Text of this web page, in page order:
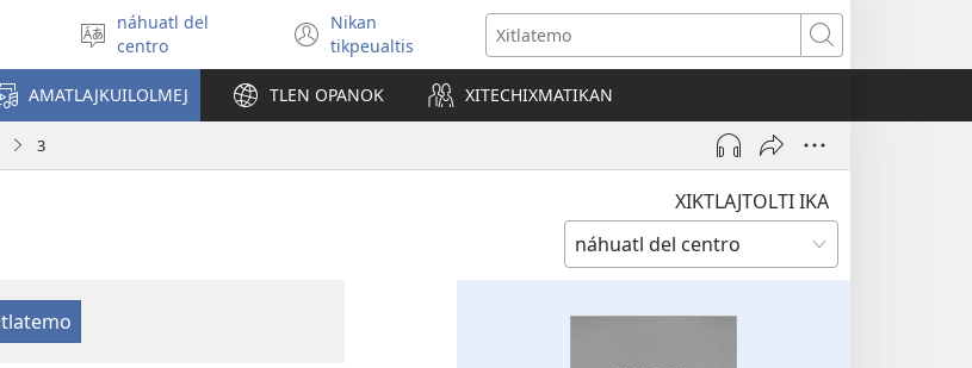
se
tlajtoli
náhuatl del
centro
Nikan
tikpeualtis
(xiktlapo
okse
ventana)
Xitlatemo
AMATLAJKUILOLMEJ TLEN OPANOK XITECHIXMATIKAN
3
XIKTLAJTOLTI IKA